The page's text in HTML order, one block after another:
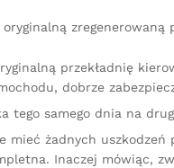
oryginalną
przekładnię
dobrze
tego samego dnia na
mieć żadnych
Inaczej mówiąc,